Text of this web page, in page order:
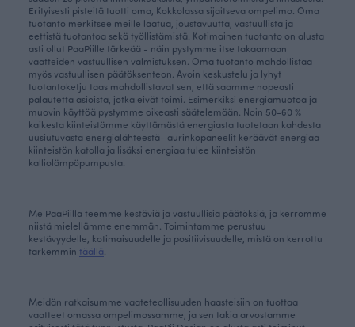
Erityisesti pisteitä tuotti oma, Kokkolassa sijaitseva ompelimo. Oma
tuotanto merkitsee meille laatua, joustavuutta, vastuullista ja
eettistä tuotantoa sekä työllistämistä. Kotimainen tuotanto on alusta
asti ollut PaaPiille tärkeää - näin pystymme itse takaamaan
vaatteiden vastuullisen valmistuksen. Oma tuotanto mahdollistaa
myös vastuullisen päätöksenteon. Avoin keskustelu ja lyhyt
tuotantoketju taas mahdollistavat sen, että saamme nopeasti
palautetta asioista, jotka eivät toimi. Esimerkiksi energiamuotoa ja
muovin käyttöä pystymme oikeasti säätelemään. Noin 50-60 %
kaikesta kiinteistömme käyttämästä energiasta tuotetaan kahdesta
uusiutuvasta energialähteestä- aurinkopaneelit keräävät energiaa
kiinteistön katolla ja lisäksi energiaa tulee kiinteistön
kalliolämpöpumpusta.
Me PaaPiilla teemme kestäviä ja vastuullisia päätöksiä, ja kerromme
niistä mielellämme enemmän. Toimintamme perustuu
kestävyydelle, kotimaisuudelle ja positiivisuudelle, mistä on kerrottu
tarkemmin täällä
Meidän ratkaisumme vaateteollisuuden haasteisiin on tuottaa
vaatteet omassa ompelimossamme, ja sen takia arvostamme